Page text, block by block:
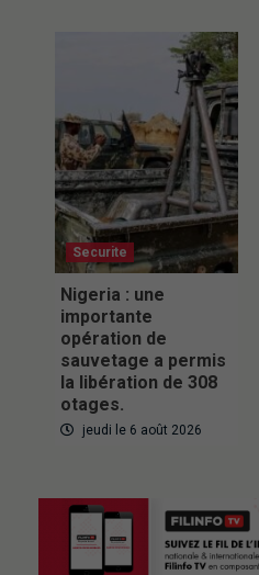
Securite
Nigeria : une
importante
opération de
sauvetage a permis
la libération de 308
otages.
jeudi le 6 août 2026